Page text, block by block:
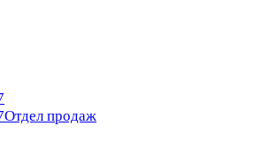
Отдел продаж